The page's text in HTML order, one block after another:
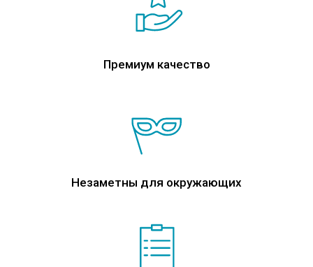
Премиум качество
Незаметны для окружающих